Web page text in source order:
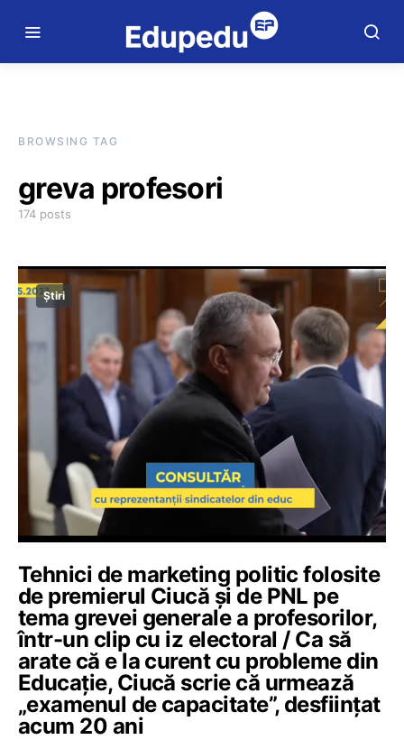
BROWSING TAG
greva profesori
174 posts
Știri
Tehnici de marketing politic folosite
de premierul Ciucă și de PNL pe
tema grevei generale a profesorilor,
într-un clip cu iz electoral / Ca să
arate că e la curent cu probleme din
Educație, Ciucă scrie că urmează
„examenul de capacitate”, desființat
acum 20 ani